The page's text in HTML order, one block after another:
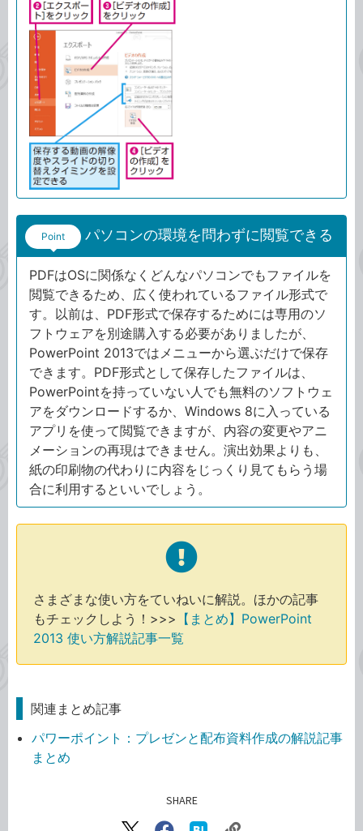
Point パソコンの環境を問わずに閲覧できる
PDFはOSに関係なくどんなパソコンでもファイルを
閲覧できるため、広く使われているファイル形式で
す。以前は、PDF形式で保存するためには専用のソ
フトウェアを別途購入する必要がありましたが、
PowerPoint 2013ではメニューから選ぶだけで保存
できます。PDF形式として保存したファイルは、
PowerPointを持っていない人でも無料のソフトウェ
アをダウンロードするか、Windows 8に入っている
アプリを使って閲覧できますが、内容の変更やアニ
メーションの再現はできません。演出効果よりも、
紙の印刷物の代わりに内容をじっくり見てもらう場
合に利用するといいでしょう。
さまざまな使い方をていねいに解説。ほかの記事
もチェックしよう！>>> 【まとめ】PowerPoint
2013 使い方解説記事一覧
関連まとめ記事
パワーポイント：プレゼンと配布資料作成の解説記事
まとめ
SHARE